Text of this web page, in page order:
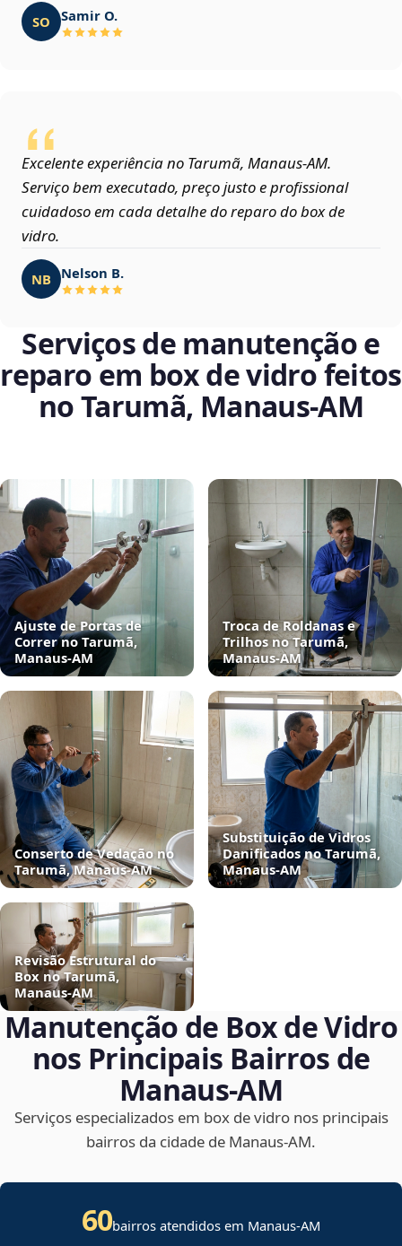
SO Samir O.
Excelente experiência no Tarumã, Manaus‑AM.
Serviço bem executado, preço justo e profissional
cuidadoso em cada detalhe do reparo do box de
vidro.
NB Nelson B.
Serviços de manutenção e
reparo em box de vidro feitos
no Tarumã, Manaus‑AM
Ajuste de Portas de
Correr no Tarumã,
Manaus‑AM
Troca de Roldanas e
Trilhos no Tarumã,
Manaus‑AM
Conserto de Vedação no
Tarumã, Manaus‑AM
Substituição de Vidros
Danificados no Tarumã,
Manaus‑AM
Revisão Estrutural do
Box no Tarumã,
Manaus‑AM
Manutenção de Box de Vidro
nos Principais Bairros de
Manaus‑AM
Serviços especializados em box de vidro nos principais
bairros da cidade de Manaus‑AM.
60bairros atendidos em Manaus-AM